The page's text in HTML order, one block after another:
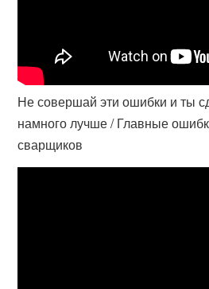
Не совершай эти ошибки и ты
намного лучше / Главные
сварщиков